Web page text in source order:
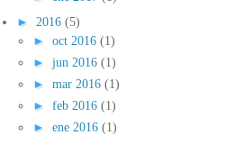
► 2016 (5)
► oct 2016 (1)
► jun 2016 (1)
► mar 2016 (1)
► feb 2016 (1)
► ene 2016 (1)